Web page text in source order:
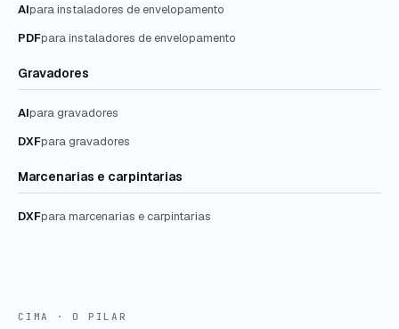
AIpara instaladores de envelopamento
PDFpara instaladores de envelopamento
Gravadores
AIpara gravadores
DXFpara gravadores
Marcenarias e carpintarias
DXFpara marcenarias e carpintarias
CIMA · O PILAR